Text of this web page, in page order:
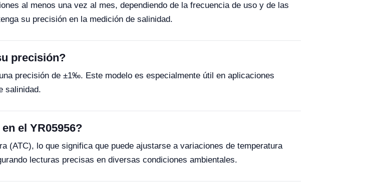
al menos una vez al mes, dependiendo de la frecuencia de uso y de las
su precisión en la medición de salinidad.
precisión?
precisión de ±1‰. Este modelo es especialmente útil en aplicaciones
salinidad.
el YR05956?
(ATC), lo que significa que puede ajustarse a variaciones de temperatura
lecturas precisas en diversas condiciones ambientales.